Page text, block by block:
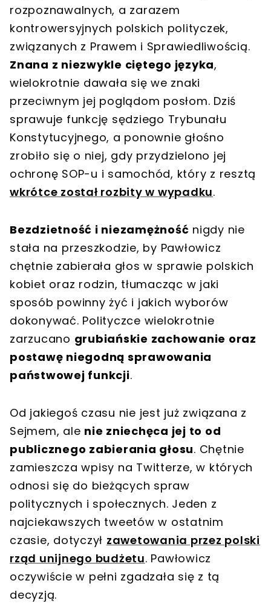
rozpoznawalnych, a zarazem
kontrowersyjnych polskich polityczek,
związanych z Prawem i Sprawiedliwością.
Znana z niezwykle ciętego języka,
wielokrotnie dawała się we znaki
przeciwnym jej poglądom posłom. Dziś
sprawuje funkcję sędziego Trybunału
Konstytucyjnego, a ponownie głośno
zrobiło się o niej, gdy przydzielono jej
ochronę SOP-u i samochód, który z resztą
wkrótce został rozbity w wypadku.
Bezdzietność i niezamężność nigdy nie
stała na przeszkodzie, by Pawłowicz
chętnie zabierała głos w sprawie polskich
kobiet oraz rodzin, tłumacząc w jaki
sposób powinny żyć i jakich wyborów
dokonywać. Polityczce wielokrotnie
zarzucano grubiańskie zachowanie oraz
postawę niegodną sprawowania
państwowej funkcji.
Od jakiegoś czasu nie jest już związana z
Sejmem, ale nie zniechęca jej to od
publicznego zabierania głosu. Chętnie
zamieszcza wpisy na Twitterze, w których
odnosi się do bieżących spraw
politycznych i społecznych. Jeden z
najciekawszych tweetów w ostatnim
czasie, dotyczył zawetowania przez polski
rząd unijnego budżetu. Pawłowicz
oczywiście w pełni zgadzała się z tą
decyzją.